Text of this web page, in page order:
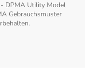
DPMA Utility Model
Gebrauchsmuster